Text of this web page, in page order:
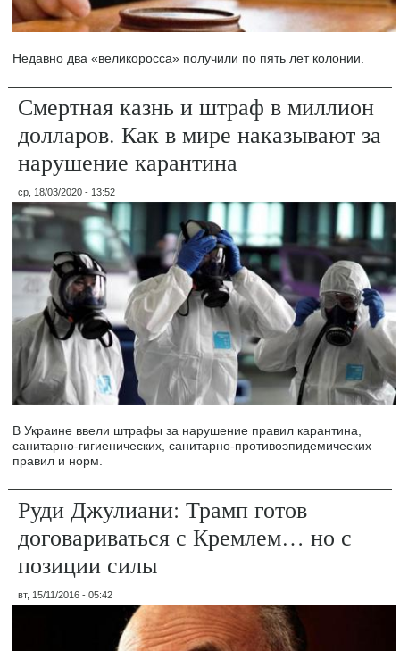
Недавно два «великоросса» получили по пять лет колонии.
Смертная казнь и штраф в миллион
долларов. Как в мире наказывают за
нарушение карантина
ср, 18/03/2020 - 13:52
В Украине ввели штрафы за нарушение правил карантина,
санитарно-гигиенических, санитарно-противоэпидемических
правил и норм.
Руди Джулиани: Трамп готов
договариваться с Кремлем… но с
позиции силы
вт, 15/11/2016 - 05:42